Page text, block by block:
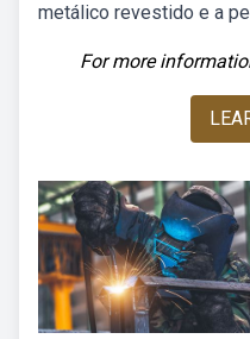
metálico revestido e a
For more